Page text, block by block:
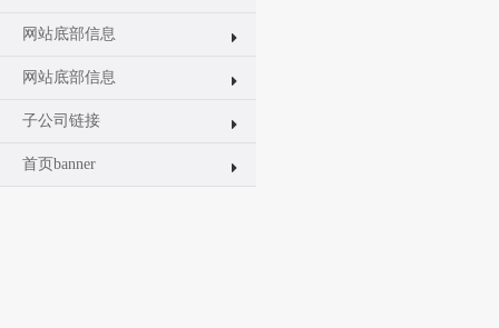
网站底部信息
网站底部信息
子公司链接
首页banner